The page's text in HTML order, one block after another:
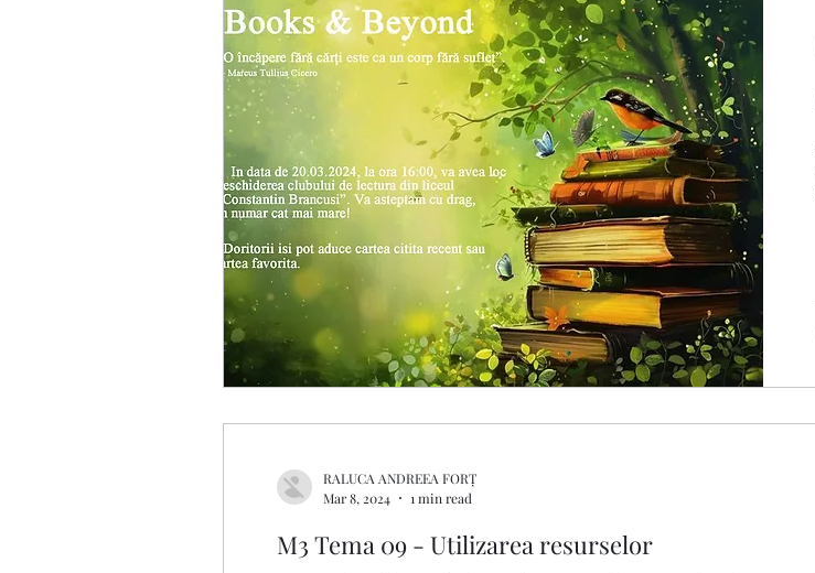
RALUCA ANDREEA FORȚ
Mar 8, 2024
1 min read
M3 Tema 09 - Utilizarea resurselor